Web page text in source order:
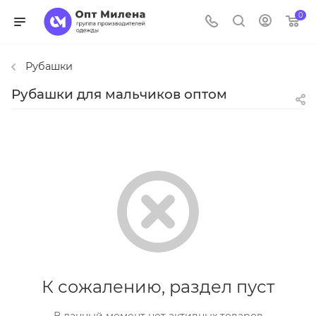
0
Рубашки
Рубашки для мальчиков оптом
К сожалению, раздел пуст